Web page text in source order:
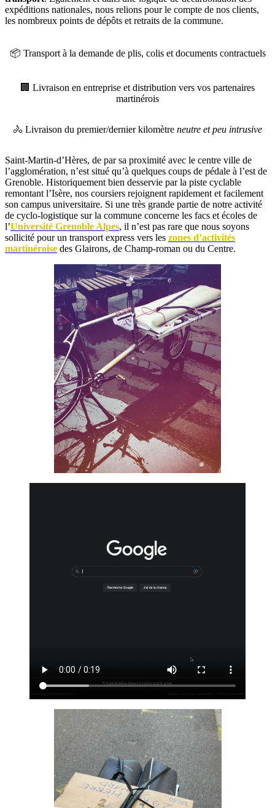
expéditions nationales, nous relions pour le compte de nos clients,
les nombreux points de dépôts et retraits de la commune.
📦 Transport à la demande de plis, colis et documents contractuels
🏢 Livraison en entreprise et distribution vers vos partenaires
martinérois
🚴 Livraison du premier/dernier kilomètre neutre et peu intrusive
Saint-Martin-d’Hères, de par sa proximité avec le centre ville de
l’agglomération, n’est situé qu’à quelques coups de pédale à l’est de
Grenoble. Historiquement bien desservie par la piste cyclable
remontant l’Isère, nos coursiers rejoignent rapidement et facilement
son campus universitaire. Si une très grande partie de notre activité
de cyclo-logistique sur la commune concerne les facs et écoles de
l’Université Grenoble Alpes, il n’est pas rare que nous soyons
sollicité pour un transport express vers les zones d’activités
martinéroise des Glairons, de Champ-roman ou du Centre.